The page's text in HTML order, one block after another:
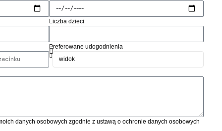
Liczba dzieci
Preferowane udogodnienia
danych osobowych zgodnie z ustawą o ochronie danych osobowych